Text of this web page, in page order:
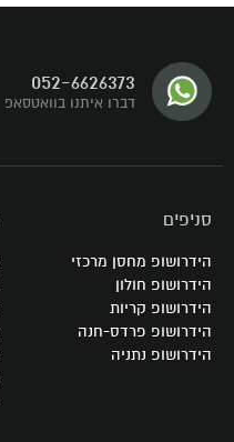
עקבו אחרינו
052-6626373
דברו איתנו בוואטסאפ
סניפים
הידרושופ מחסן מרכזי
הידרושופ חולון
הידרושופ קריות
הידרושופ פרדס-חנה
הידרושופ נתניה